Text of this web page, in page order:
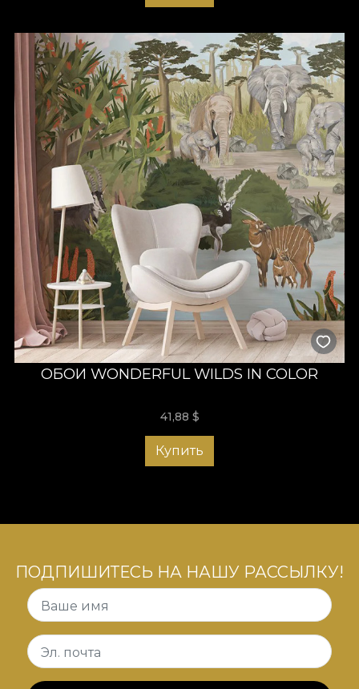
ОБОИ WONDERFUL WILDS IN COLOR
41,88 $
Купить
ПОДПИШИТЕСЬ НА НАШУ РАССЫЛКУ!
Ваше имя
Эл. почта